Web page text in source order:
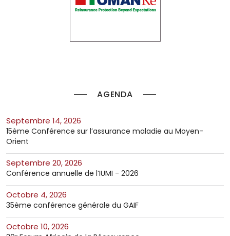
AGENDA
septembre 14, 2026
15ème Conférence sur l’assurance maladie au Moyen-
Orient
septembre 20, 2026
Conférence annuelle de l’IUMI - 2026
octobre 4, 2026
35ème conférence générale du GAIF
octobre 10, 2026